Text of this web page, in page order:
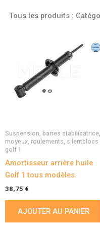
Tous les produits :
Suspension, barres stabilisatrice,
moyeux, roulements, silentblocs
golf 1
Amortisseur arrière huile
Golf 1 tous modèles
38,75 €
AJOUTER AU PANIER